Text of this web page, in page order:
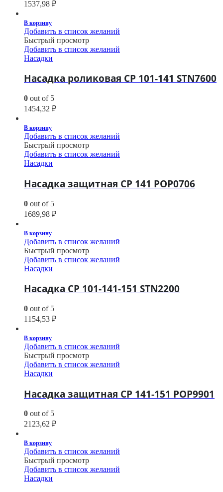
1537,98 ₽
В корзину
Добавить в список желаний
Быстрый просмотр
Добавить в список желаний
Насадки
Насадка роликовая CP 101-141 STN7600
0 out of 5
1454,32 ₽
В корзину
Добавить в список желаний
Быстрый просмотр
Добавить в список желаний
Насадки
Насадка защитная CP 141 POP0706
0 out of 5
1689,98 ₽
В корзину
Добавить в список желаний
Быстрый просмотр
Добавить в список желаний
Насадки
Насадка CP 101-141-151 STN2200
0 out of 5
1154,53 ₽
В корзину
Добавить в список желаний
Быстрый просмотр
Добавить в список желаний
Насадки
Насадка защитная CP 141-151 POP9901
0 out of 5
2123,62 ₽
В корзину
Добавить в список желаний
Быстрый просмотр
Добавить в список желаний
Насадки